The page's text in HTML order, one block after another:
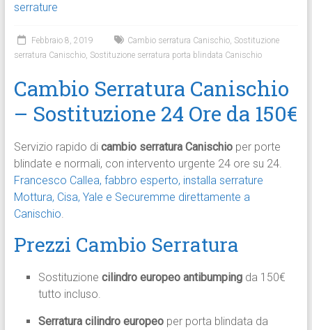
serrature
Febbraio 8, 2019 Cambio serratura Canischio, Sostituzione
serratura Canischio, Sostituzione serratura porta blindata Canischio
Cambio Serratura Canischio
– Sostituzione 24 Ore da 150€
Servizio rapido di cambio serratura Canischioper porte
blindate e normali, con intervento urgente 24 ore su 24.
Francesco Callea, fabbro esperto, installa serrature
Mottura, Cisa, Yale e Securemme direttamente a
Canischio.​
Prezzi Cambio Serratura
Sostituzione cilindro europeo antibumpingda 150€
tutto incluso.
Serratura cilindro europeoper porta blindata da